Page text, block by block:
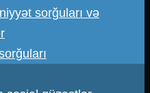
sorğuları və